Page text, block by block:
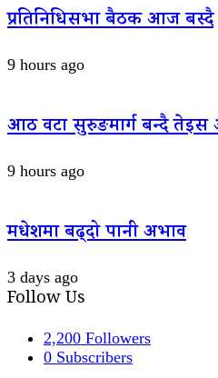
प्रतिनिधिसभा बैठक आज बस्दै
9 hours ago
आठ वटा सुरुङमार्ग बन्दै तेइस
9 hours ago
मधेशमा बढ्दो पानी अभाव
3 days ago
Follow Us
2,200 Followers
0 Subscribers